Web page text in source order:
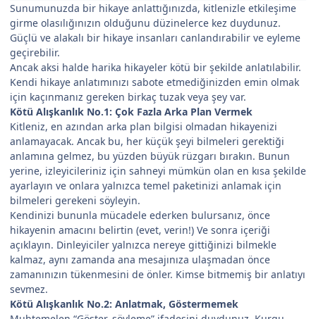
Sunumunuzda bir hikaye anlattığınızda, kitlenizle etkileşime
girme olasılığınızın olduğunu düzinelerce kez duydunuz.
Güçlü ve alakalı bir hikaye insanları canlandırabilir ve eyleme
geçirebilir.
Ancak aksi halde harika hikayeler kötü bir şekilde anlatılabilir.
Kendi hikaye anlatımınızı sabote etmediğinizden emin olmak
için kaçınmanız gereken birkaç tuzak veya şey var.
Kötü Alışkanlık No.1: Çok Fazla Arka Plan Vermek
Kitleniz, en azından arka plan bilgisi olmadan hikayenizi
anlamayacak. Ancak bu, her küçük şeyi bilmeleri gerektiği
anlamına gelmez, bu yüzden büyük rüzgarı bırakın. Bunun
yerine, izleyicileriniz için sahneyi mümkün olan en kısa şekilde
ayarlayın ve onlara yalnızca temel paketinizi anlamak için
bilmeleri gerekeni söyleyin.
Kendinizi bununla mücadele ederken bulursanız, önce
hikayenin amacını belirtin (evet, verin!) Ve sonra içeriği
açıklayın. Dinleyiciler yalnızca nereye gittiğinizi bilmekle
kalmaz, aynı zamanda ana mesajınıza ulaşmadan önce
zamanınızın tükenmesini de önler. Kimse bitmemiş bir anlatıyı
sevmez.
Kötü Alışkanlık No.2: Anlatmak, Göstermemek